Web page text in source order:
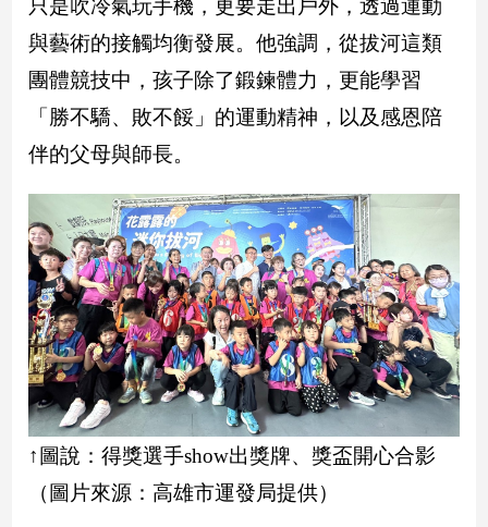
建
築/
室
設
計
遊/
美
食
星
座/
命
理
消
費
健
康/
親
子/
只是吹冷氣玩手機，更要走出戶外，透過運動
與藝術的接觸均衡發展。他強調，從拔河這類
團體競技中，孩子除了鍛鍊體力，更能學習
「勝不驕、敗不餒」的運動精神，以及感恩陪
伴的父母與師長。
↑圖說：得獎選手show出獎牌、獎盃開心合影
（圖片來源：高雄市運發局提供）